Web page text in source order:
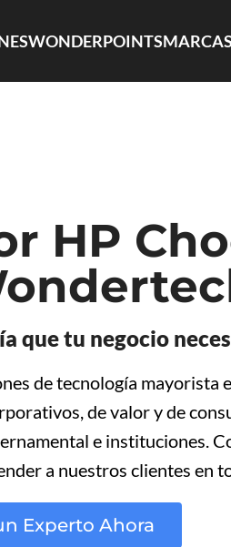
WONDERPOINTSMARCAS
HP
que tu negocio
de tecnología mayorista
de valor y de
e instituciones.
a nuestros clientes en
Experto Ahora